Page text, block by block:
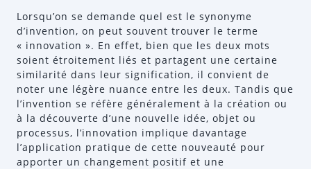
Lorsqu’on se demande quel est le synonyme
d’invention, on peut souvent trouver le terme
« innovation ». En effet, bien que les deux mots
soient étroitement liés et partagent une certaine
similarité dans leur signification, il convient de
noter une légère nuance entre les deux. Tandis que
l’invention se réfère généralement à la création ou
à la découverte d’une nouvelle idée, objet ou
processus, l’innovation implique davantage
l’application pratique de cette nouveauté pour
apporter un changement positif et une